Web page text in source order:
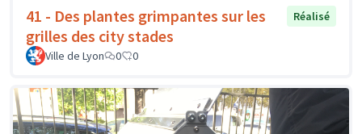
41 - Des plantes grimpantes sur les
grilles des city stades
Réalisé
Ville de Lyon 0 0